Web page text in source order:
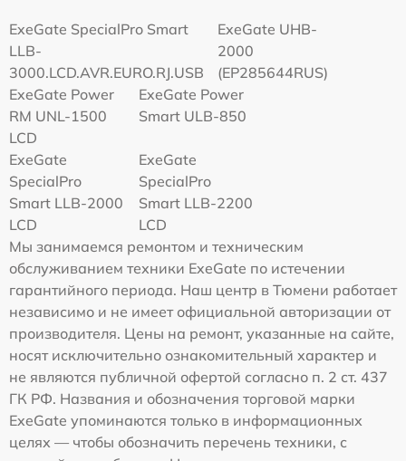
ExeGate SpecialPro Smart
LLB-
3000.LCD.AVR.EURO.RJ.USB
ExeGate UHB-
2000
(EP285644RUS)
ExeGate Power
RM UNL-1500
LCD
ExeGate Power
Smart ULB-850
ExeGate
SpecialPro
Smart LLB-2000
LCD
ExeGate
SpecialPro
Smart LLB-2200
LCD
Мы занимаемся ремонтом и техническим
обслуживанием техники ExeGate по истечении
гарантийного периода. Наш центр в Тюмени работает
независимо и не имеет официальной авторизации от
производителя. Цены на ремонт, указанные на сайте,
носят исключительно ознакомительный характер и
не являются публичной офертой согласно п. 2 ст. 437
ГК РФ. Названия и обозначения торговой марки
ExeGate упоминаются только в информационных
целях — чтобы обозначить перечень техники, с